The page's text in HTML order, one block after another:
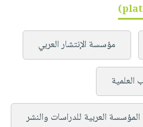
مؤسسة الإنتشار العربي
العلمية
المؤسسة العربية للدراسات والنشر